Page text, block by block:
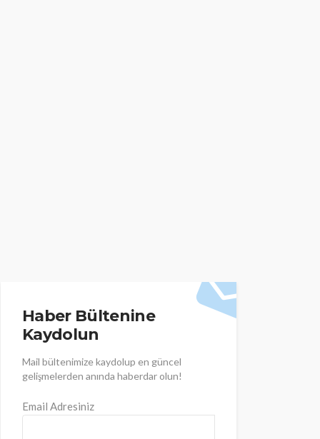
Haber Bültenine
Kaydolun
Mail bültenimize kaydolup en güncel
gelişmelerden anında haberdar olun!
Email Adresiniz